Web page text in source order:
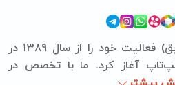
پارتوفیکس (پارت ایران سابق) فعالیت خود را از سال 1389 در
آغاز کرد. ما با تخصص در